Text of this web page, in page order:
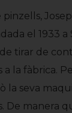
el 1933 a
tirar de
la fàbrica.
la seva
De manera